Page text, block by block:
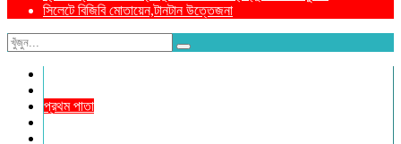
সিলেটে বিজিবি মোতায়েন,টানটান উত্তেজনা
প্রথম পাতা